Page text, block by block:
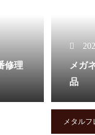
セル
修理
メガ
品
メタル